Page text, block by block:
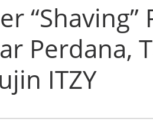
“Shaving”
Perdana,
ITZY